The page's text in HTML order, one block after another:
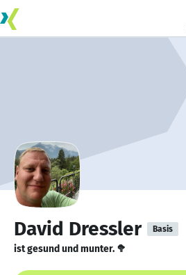
David Dressler Basis
ist gesund und munter. 🥦